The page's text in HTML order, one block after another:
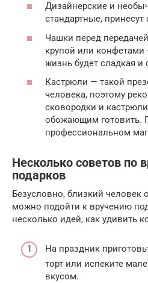
Дизайнерские и
стандартные, принесут
Чашки перед
крупой или
жизнь будет сладкая и
Кастрюли — такой
человека, поэтому
сковородки и
обожающим готовить.
профессиональном
Несколько советов по
подарков
Безусловно, близкий человек
можно подойти к вручению
несколько идей, как удивить
На праздник
торт или испеките
вкусом.